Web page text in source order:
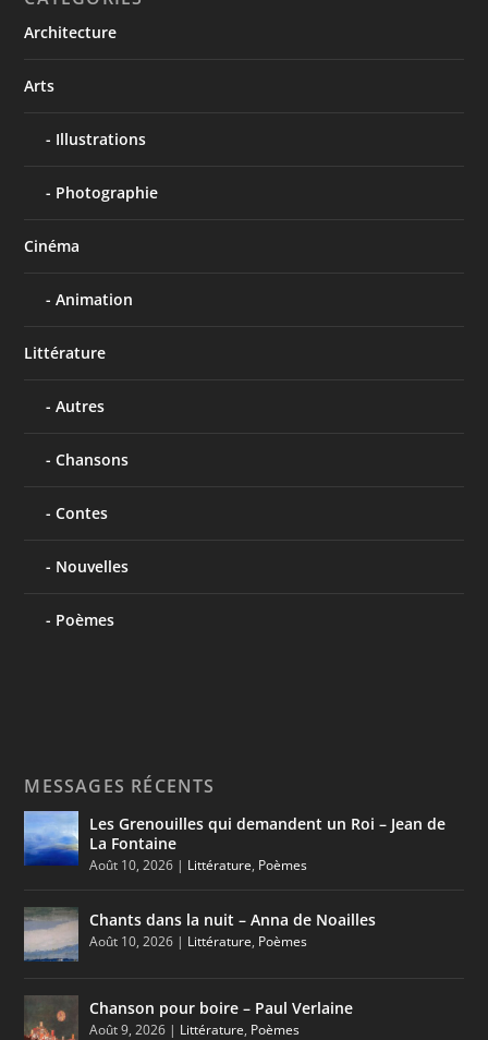
Architecture
Arts
Illustrations
Photographie
Cinéma
Animation
Littérature
Autres
Chansons
Contes
Nouvelles
Poèmes
MESSAGES RÉCENTS
Les Grenouilles qui demandent un Roi – Jean de
La Fontaine
Août 10, 2026 | Littérature, Poèmes
Chants dans la nuit – Anna de Noailles
Août 10, 2026 | Littérature, Poèmes
Chanson pour boire – Paul Verlaine
Août 9, 2026 | Littérature, Poèmes